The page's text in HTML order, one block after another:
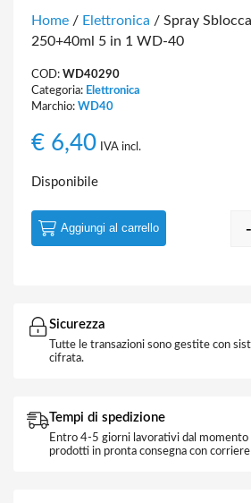
Home / Elettronica / Spray
250+40ml 5 in 1 WD-40
COD: WD40290
Categoria: Elettronica
Marchio: WD40
€ 6,40 IVA incl.
Disponibile
-
Aggiungi al carrello
Sicurezza
Tutte le transazioni sono gestite con
cifrata.
Tempi di spedizione
Entro 4-5 giorni lavorativi dal
prodotti in pronta consegna con